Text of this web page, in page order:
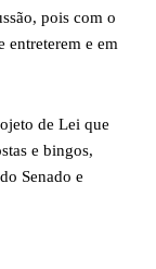
pois com o
entreterem e em
de Lei que
e bingos,
Senado e